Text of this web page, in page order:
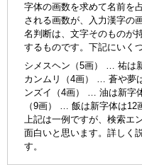
字体の画数を求めて名前を
される画数が、入力漢字の
名判断は、文字そのものが
するものです。下記にいく
シメスヘン（5画） … 祐は
カンムリ（4画） … 蒼や夢
ンズイ（4画） … 油は新字
（9画） … 飯は新字体は12
上記は一例ですが、検索エ
面白いと思います。詳しく
す。